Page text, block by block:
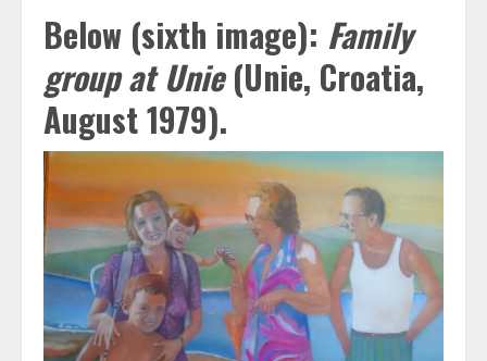
Below (sixth image): Family
group at Unie(Unie, Croatia,
August 1979).